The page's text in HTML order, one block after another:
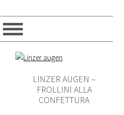
LINZER AUGEN –
FROLLINI ALLA
CONFETTURA